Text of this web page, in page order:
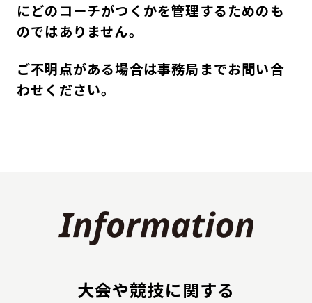
にどのコーチがつくかを管理するためのも
のではありません。
ご不明点がある場合は事務局までお問い合
わせください。
大会や競技に関する